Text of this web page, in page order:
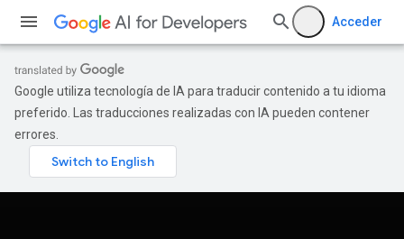
Acceder
Google utiliza tecnología de IA para traducir contenido a tu idioma
preferido. Las traducciones realizadas con IA pueden contener
errores.